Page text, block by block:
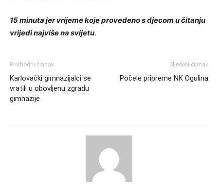
15 minuta jer vrijeme koje provedeno s djecom u čitanju
vrijedi najviše na svijetu.
Prethodni članak
Karlovački gimnazijalci se
vratili u obovljenu zgradu
gimnazije
Sljedeći članak
Počele pripreme NK Ogulina